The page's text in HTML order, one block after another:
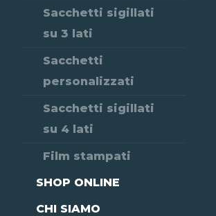
Sacchetti sigillati
su 3 lati
Sacchetti
personalizzati
Sacchetti sigillati
su 4 lati
Film stampati
SHOP ONLINE
CHI SIAMO